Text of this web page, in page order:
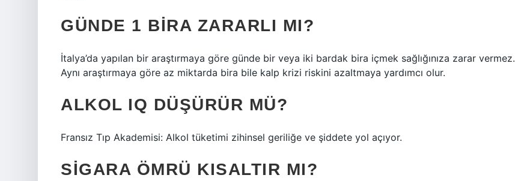
GÜNDE 1 BIRA ZARARLI MI?
İtalya’da yapılan bir araştırmaya göre günde bir veya iki bardak bira içmek sağlığınıza zarar vermez.
Aynı araştırmaya göre az miktarda bira bile kalp krizi riskini azaltmaya yardımcı olur.
ALKOL IQ DÜŞÜRÜR MÜ?
Fransız Tıp Akademisi: Alkol tüketimi zihinsel geriliğe ve şiddete yol açıyor.
SIGARA ÖMRÜ KISALTIR MI?